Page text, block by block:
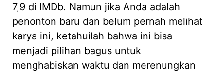
7,9 di IMDb. Namun jika Anda adalah
penonton baru dan belum pernah melihat
karya ini, ketahuilah bahwa ini bisa
menjadi pilihan bagus untuk
menghabiskan waktu dan merenungkan